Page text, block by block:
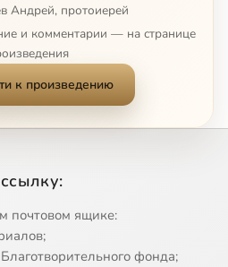
Eвaнгeлия
пoкoя
Андрей, протоиерей
и комментарии — на странице
к произведению
почтовом ящике:
фонда;